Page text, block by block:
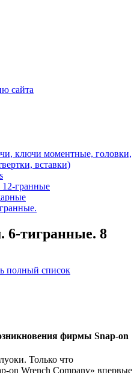
сайта
ключи моментные, головки,
вставки)
12-гранные
6-тигранные. 8
полный список
фирмы Snap-on
Только что
on Wrench Company» впервые